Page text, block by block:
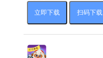
立即下载 扫码下载